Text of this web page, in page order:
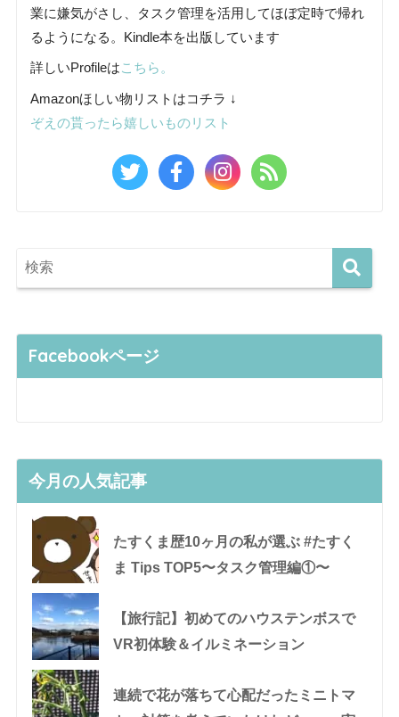
業に嫌気がさし、タスク管理を活用してほぼ定時で帰れ
るようになる。Kindle本を出版しています
詳しいProfileはこちら。
Amazonほしい物リストはコチラ ↓
ぞえの貰ったら嬉しいものリスト
Facebookページ
今月の人気記事
たすくま歴10ヶ月の私が選ぶ #たすく
ま Tips TOP5〜タスク管理編①〜
【旅行記】初めてのハウステンボスで
VR初体験＆イルミネーション
連続で花が落ちて心配だったミニトマ